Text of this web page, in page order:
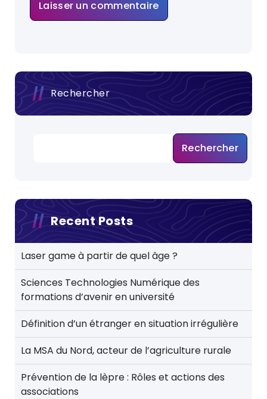
Rechercher
Rechercher
Recent Posts
Laser game à partir de quel âge ?
Sciences Technologies Numérique des
formations d’avenir en université
Définition d’un étranger en situation irrégulière
La MSA du Nord, acteur de l’agriculture rurale
Prévention de la lèpre : Rôles et actions des
associations